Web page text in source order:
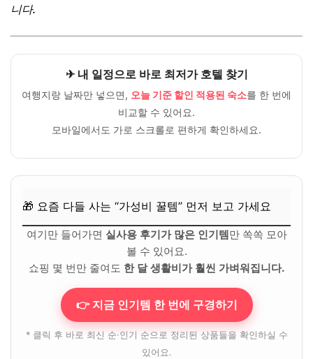
니다.
✈ 내 일정으로 바로 최저가 호텔 찾기
여행지랑 날짜만 넣으면, 오늘 기준 할인 적용된 숙소를 한 번에
비교할 수 있어요.
모바일에서도 가로 스크롤로 편하게 확인하세요.
🎁 요즘 다들 사는 “가성비 꿀템” 먼저 보고 가세요
여기만 들어가면 실사용 후기가 많은 인기템만 쏙쏙 모아
볼 수 있어요.
쇼핑 몇 번만 줄여도 한 달 생활비가 훨씬 가벼워집니다.
👉 지금 인기템 한 번에 구경하기
* 클릭 후 바로 최신 순·인기 순으로 정리된 상품들을 확인하실 수
있어요.